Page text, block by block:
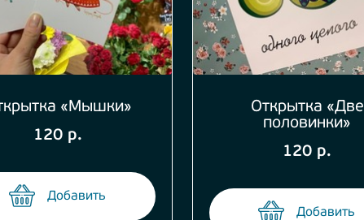
«Мышки»
120 р.
Добавить
Открытка «Две
половинки»
120 р.
Добавить